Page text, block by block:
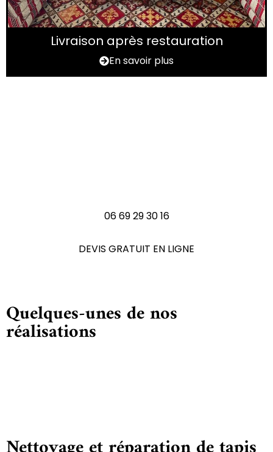
Livraison après restauration
En savoir plus
06 69 29 30 16
DEVIS GRATUIT EN LIGNE
Quelques-unes de nos
réalisations